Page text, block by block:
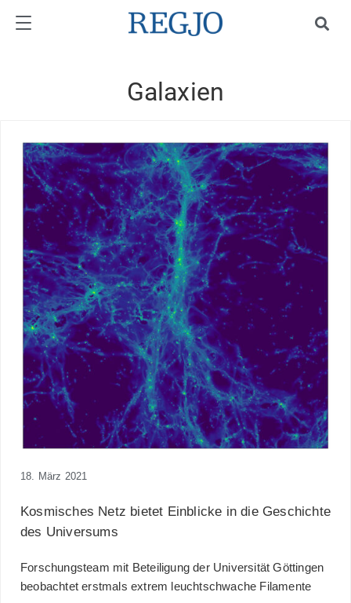
Galaxien
18. März 2021
Kosmisches Netz bietet Einblicke in die Geschichte
des Universums
Forschungsteam mit Beteiligung der Universität Göttingen
beobachtet erstmals extrem leuchtschwache Filamente